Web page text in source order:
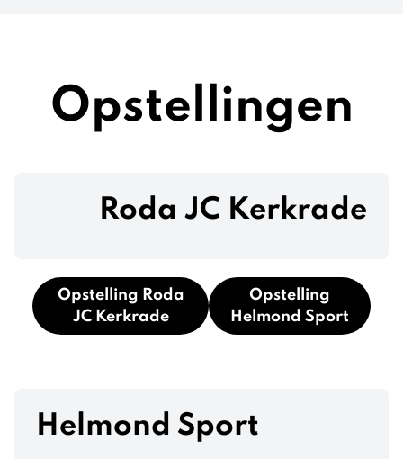
Opstellingen
Roda JC Kerkrade
Opstelling Roda
JC Kerkrade
Opstelling
Helmond Sport
Helmond Sport